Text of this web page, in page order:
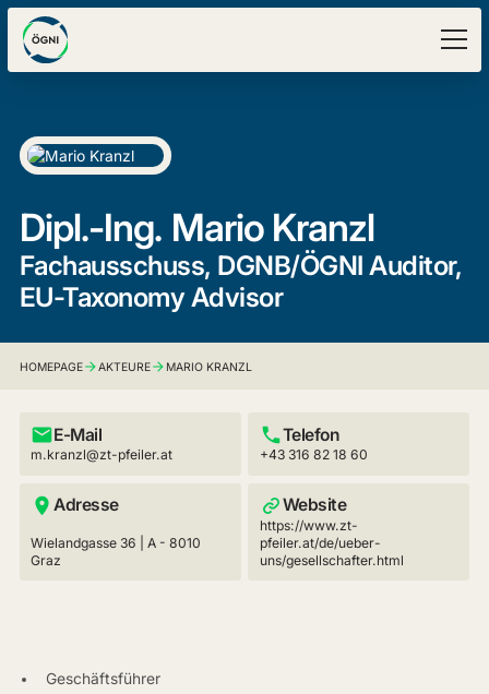
Dipl.-Ing. Mario Kranzl
Fachausschuss, DGNB/ÖGNI Auditor,
EU-Taxonomy Advisor
HOMEPAGE AKTEURE MARIO KRANZL
E-Mail
m.kranzl@zt-pfeiler.at
Telefon
+43 316 82 18 60
Adresse
Wielandgasse 36 | A - 8010
Graz
Website
https://www.zt-
pfeiler.at/de/ueber-
uns/gesellschafter.html
Geschäftsführer